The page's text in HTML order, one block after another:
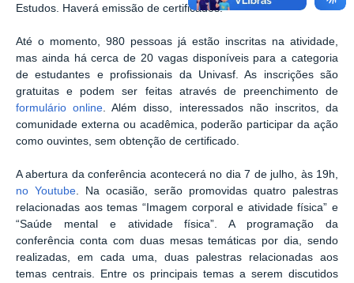
Estudos. Haverá emissão de certificados.
Até o momento, 980 pessoas já estão inscritas na atividade,
mas ainda há cerca de 20 vagas disponíveis para a categoria
de estudantes e profissionais da Univasf. As inscrições são
gratuitas e podem ser feitas através de preenchimento de
formulário online. Além disso, interessados não inscritos, da
comunidade externa ou acadêmica, poderão participar da ação
como ouvintes, sem obtenção de certificado.
A abertura da conferência acontecerá no dia 7 de julho, às 19h,
no Youtube . Na ocasião, serão promovidas quatro palestras
relacionadas aos temas “Imagem corporal e atividade física” e
“Saúde mental e atividade física”. A programação da
conferência conta com duas mesas temáticas por dia, sendo
realizadas, em cada uma, duas palestras relacionadas aos
temas centrais. Entre os principais temas a serem discutidos